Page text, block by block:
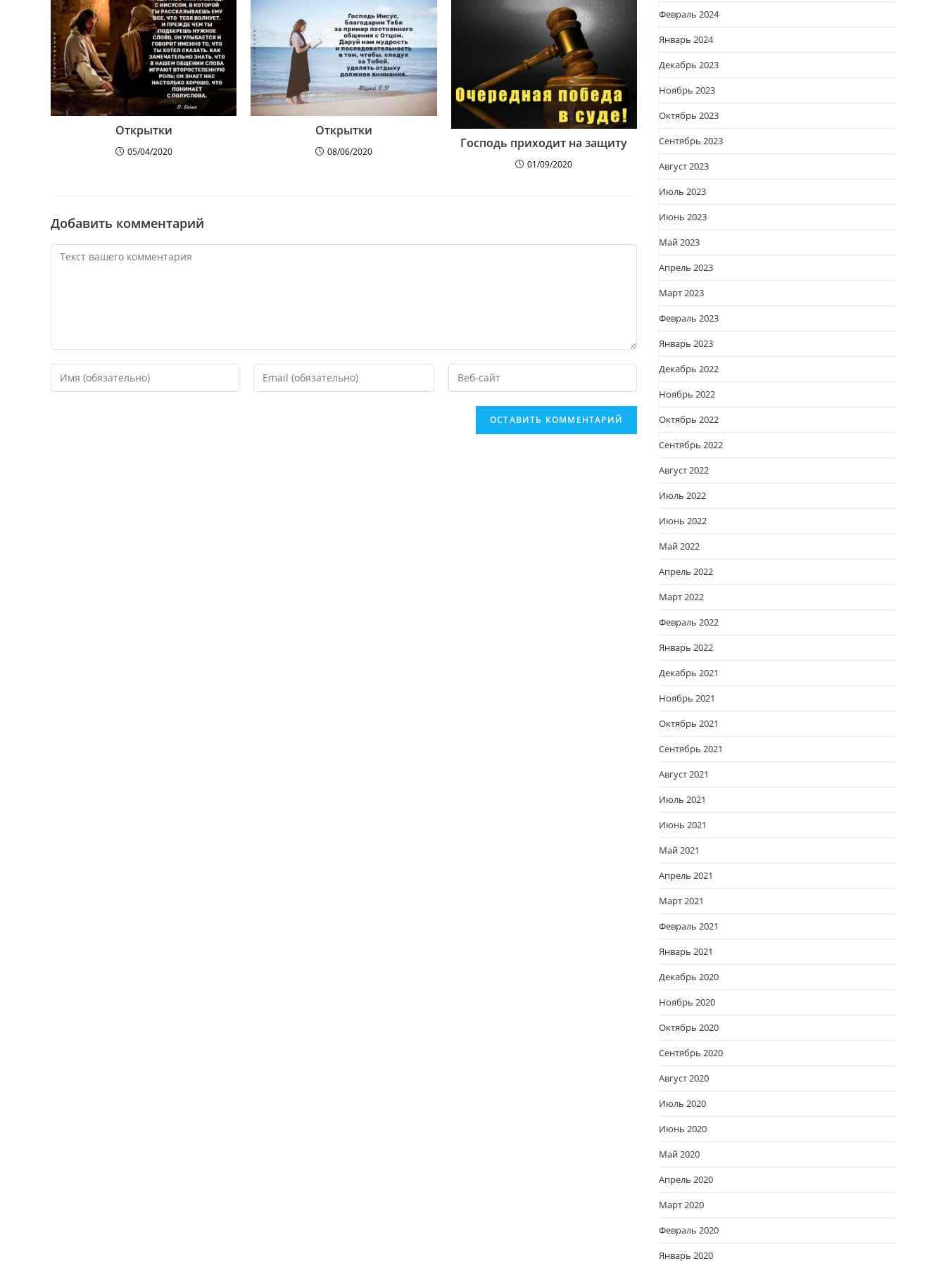
Открытки
05/04/2020
Открытки
08/06/2020
Господь приходит на защиту
01/09/2020
Добавить комментарий
Февраль 2024
Январь 2024
Декабрь 2023
Ноябрь 2023
Октябрь 2023
Сентябрь 2023
Август 2023
Июль 2023
Июнь 2023
Май 2023
Апрель 2023
Март 2023
Февраль 2023
Январь 2023
Декабрь 2022
Ноябрь 2022
Октябрь 2022
Сентябрь 2022
Август 2022
Июль 2022
Июнь 2022
Май 2022
Апрель 2022
Март 2022
Февраль 2022
Январь 2022
Декабрь 2021
Ноябрь 2021
Октябрь 2021
Сентябрь 2021
Август 2021
Июль 2021
Июнь 2021
Май 2021
Апрель 2021
Март 2021
Февраль 2021
Январь 2021
Декабрь 2020
Ноябрь 2020
Октябрь 2020
Сентябрь 2020
Август 2020
Июль 2020
Июнь 2020
Май 2020
Апрель 2020
Март 2020
Февраль 2020
Январь 2020